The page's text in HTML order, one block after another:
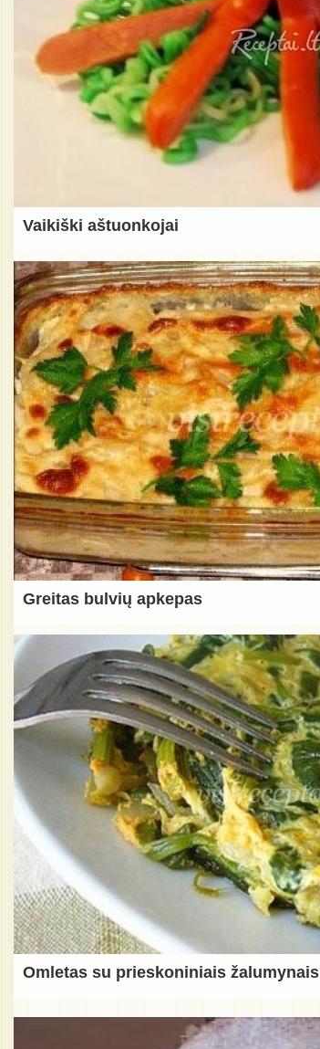
Vaikiški aštuonkojai
Greitas bulvių apkepas
Omletas su prieskoniniais žalumynais